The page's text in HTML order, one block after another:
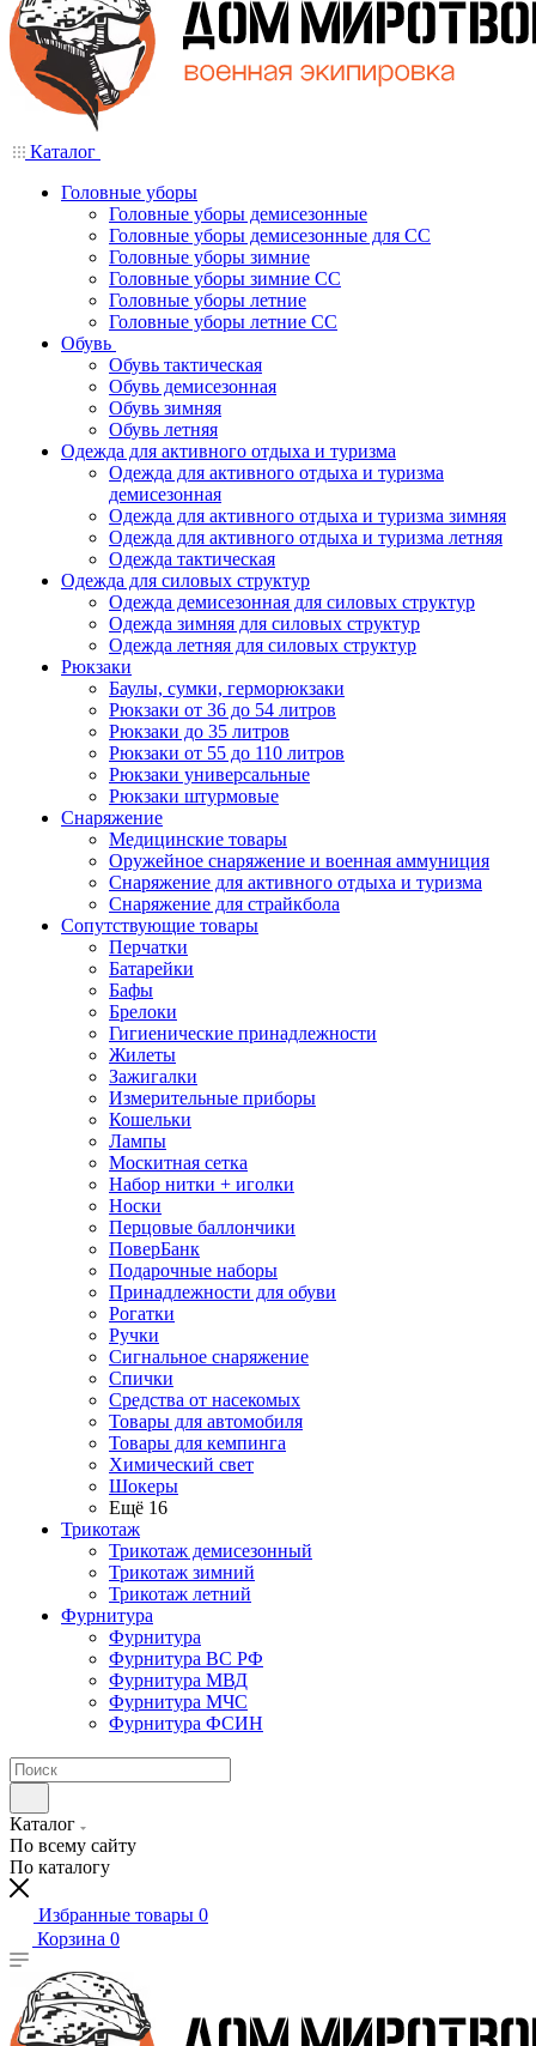
Каталог
Головные уборы
Головные уборы демисезонные
Головные уборы демисезонные для СС
Головные уборы зимние
Головные уборы зимние СС
Головные уборы летние
Головные уборы летние СС
Обувь
Обувь тактическая
Обувь демисезонная
Обувь зимняя
Обувь летняя
Одежда для активного отдыха и туризма
Одежда для активного отдыха и туризма
демисезонная
Одежда для активного отдыха и туризма зимняя
Одежда для активного отдыха и туризма летняя
Одежда тактическая
Одежда для силовых структур
Одежда демисезонная для силовых структур
Одежда зимняя для силовых структур
Одежда летняя для силовых структур
Рюкзаки
Баулы, сумки, герморюкзаки
Рюкзаки от 36 до 54 литров
Рюкзаки до 35 литров
Рюкзаки от 55 до 110 литров
Рюкзаки универсальные
Рюкзаки штурмовые
Снаряжение
Медицинские товары
Оружейное снаряжение и военная аммуниция
Снаряжение для активного отдыха и туризма
Снаряжение для страйкбола
Сопутствующие товары
Перчатки
Батарейки
Бафы
Брелоки
Гигиенические принадлежности
Жилеты
Зажигалки
Измерительные приборы
Кошельки
Лампы
Москитная сетка
Набор нитки + иголки
Носки
Перцовые баллончики
ПоверБанк
Подарочные наборы
Принадлежности для обуви
Рогатки
Ручки
Сигнальное снаряжение
Спички
Средства от насекомых
Товары для автомобиля
Товары для кемпинга
Химический свет
Шокеры
Ещё 16
Трикотаж
Трикотаж демисезонный
Трикотаж зимний
Трикотаж летний
Фурнитура
Фурнитура
Фурнитура ВС РФ
Фурнитура МВД
Фурнитура МЧС
Фурнитура ФСИН
Каталог
По всему сайту
По каталогу
Избранные товары 0
Корзина 0